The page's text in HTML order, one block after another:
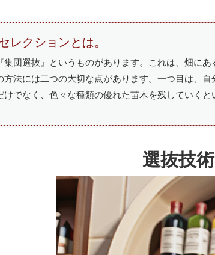
レクションとは。
集団選抜』というものがあります。これは、畑に
方法には二つの大切な点があります。一つ目は、
けでなく、色々な種類の優れた苗木を残していくと
選抜技